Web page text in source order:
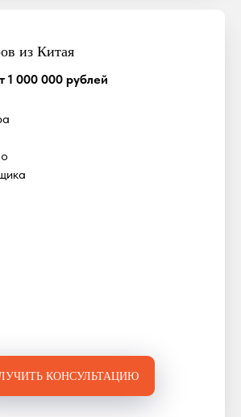
из Китая
1 000 000 рублей
КОНСУЛЬТАЦИЮ